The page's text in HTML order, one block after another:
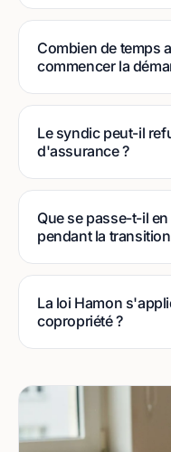
Combien de temps
commencer la
Le syndic peut-il
d'assurance ?
Que se passe-t-il
pendant la
La loi Hamon
copropriété ?